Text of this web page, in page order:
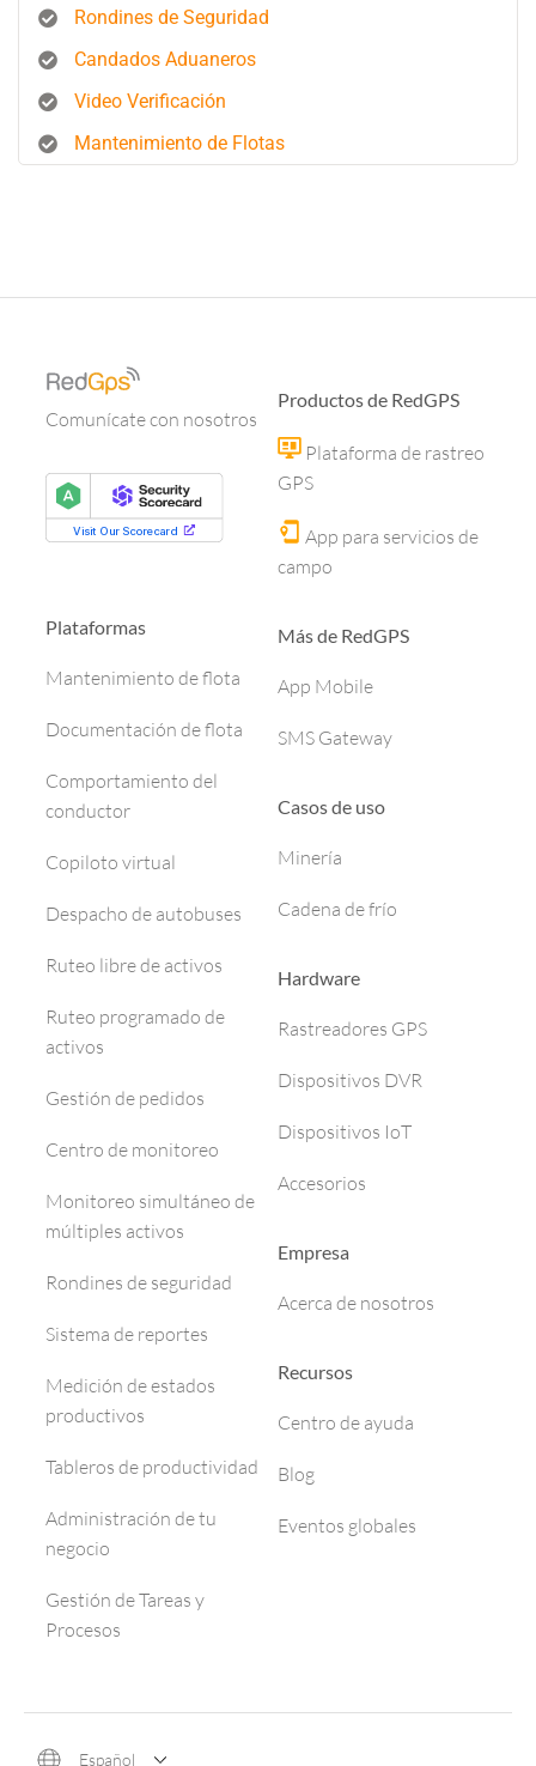
Rondines de Seguridad
Candados Aduaneros
Video Verificación
Mantenimiento de Flotas
Comunícate con nosotros
Plataformas
Mantenimiento de flota
Documentación de flota
Comportamiento del
conductor
Copiloto virtual
Despacho de autobuses
Ruteo libre de activos
Ruteo programado de
activos
Gestión de pedidos
Centro de monitoreo
Monitoreo simultáneo de
múltiples activos
Rondines de seguridad
Sistema de reportes
Medición de estados
productivos
Tableros de productividad
Administración de tu
negocio
Gestión de Tareas y
Procesos
Productos de RedGPS
Plataforma de rastreo
GPS
App para servicios de
campo
Más de RedGPS
App Mobile
SMS Gateway
Casos de uso
Minería
Cadena de frío
Hardware
Rastreadores GPS
Dispositivos DVR
Dispositivos IoT
Accesorios
Empresa
Acerca de nosotros
Recursos
Centro de ayuda
Blog
Eventos globales
Español